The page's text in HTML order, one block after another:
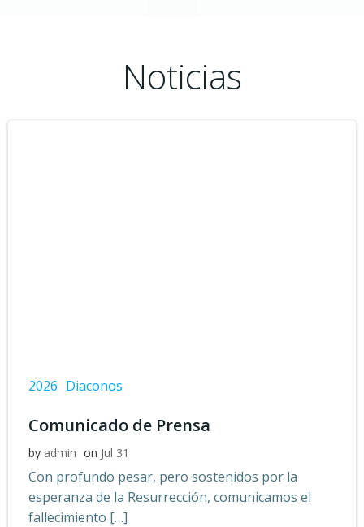
Noticias
2026 Diaconos
Comunicado de Prensa
by admin on Jul 31
Con profundo pesar, pero sostenidos por la
esperanza de la Resurrección, comunicamos el
fallecimiento […]